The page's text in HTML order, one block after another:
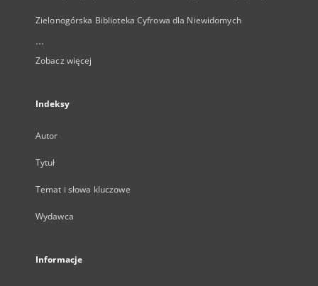
Zielonogórska Biblioteka Cyfrowa dla Niewidomych
...
Zobacz więcej
Indeksy
Autor
Tytuł
Temat i słowa kluczowe
Wydawca
Informacje